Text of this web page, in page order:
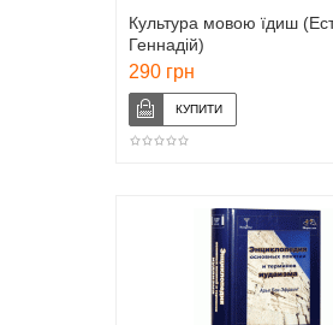
Культура мовою їдиш
Геннадій)
290 грн